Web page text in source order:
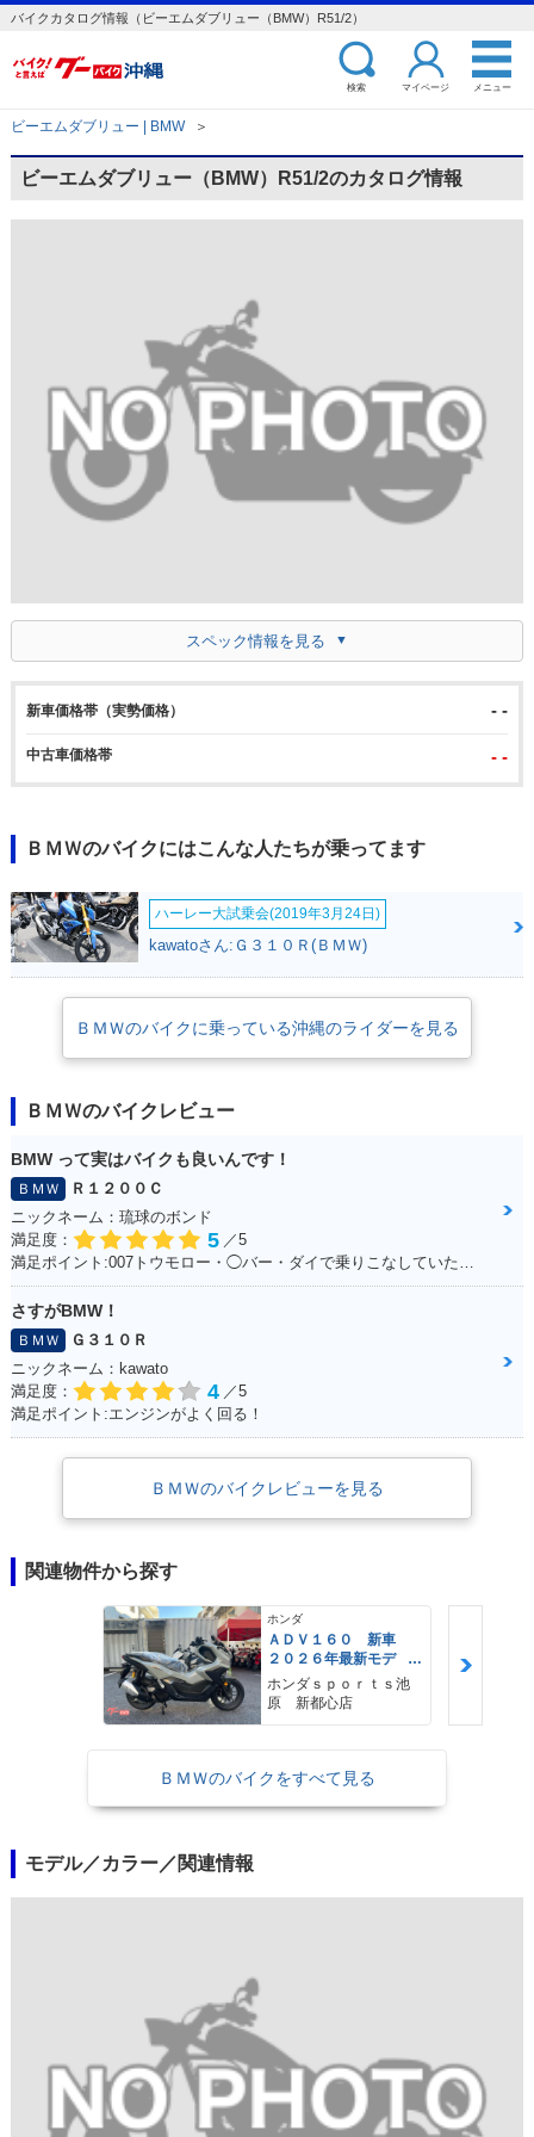
バイクカタログ情報（ビーエムダブリュー（BMW）R51/2）
検索 マイページ メニュー
ビーエムダブリュー | BMW ＞
ビーエムダブリュー（BMW）R51/2のカタログ情報
スペック情報を見る
新車価格帯（実勢価格） - -
中古車価格帯 - -
ＢＭＷのバイクにはこんな人たちが乗ってます
ハーレー大試乗会(2019年3月24日)
kawatoさん:Ｇ３１０Ｒ(ＢＭＷ)
ＢＭＷのバイクに乗っている沖縄のライダーを見る
ＢＭＷのバイクレビュー
BMW って実はバイクも良いんです！
ＢＭＷ
Ｒ１２００Ｃ
ニックネーム：琉球のボンド
満足度：
5 ／5
満足ポイント:007トウモロー・◯バー・ダイで乗りこなしていた。 当時からこのバイクに憧れて、やっと30になって購入☆ あの2回目のデートで彼女といったYokohama 大黒埠頭ではじゃじゃ馬な彼女と同じくらいお前もじゃじゃ馬だったよな。 今でも乗っているとよくハーレー乗りの方に声を掛けられます！ 一生大事にするからな！
さすがBMW！
ＢＭＷ
Ｇ３１０Ｒ
ニックネーム：kawato
満足度：
4 ／5
満足ポイント:エンジンがよく回る！
ＢＭＷのバイクレビューを見る
関連物件から探す
ホンダ
ＡＤＶ１６０ 新車
２０２６年最新モデ
ル パールスモーキー
グレー スマートキ
ー ２９Ｌメットイ
ホンダｓｐｏｒｔｓ池
原 新都心店
ＢＭＷのバイクをすべて見る
モデル／カラー／関連情報